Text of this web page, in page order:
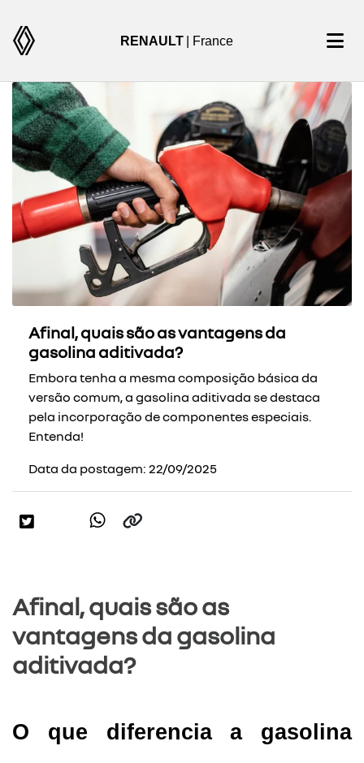
RENAULT | France
Afinal, quais são as vantagens da
gasolina aditivada?
Embora tenha a mesma composição básica da
versão comum, a gasolina aditivada se destaca
pela incorporação de componentes especiais.
Entenda!
Data da postagem: 22/09/2025
Afinal, quais são as
vantagens da gasolina
aditivada?
O que diferencia a gasolina